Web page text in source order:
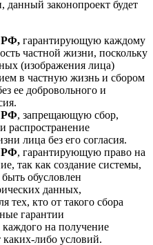
данный законопроект будет
РФ, гарантирующую каждому
частной жизни, поскольку
(изображения лица)
в частную жизнь и сбором
ее добровольного и
РФ, запрещающую сбор,
распространение
лица без его согласия.
РФ, гарантирующую право на
так как создание системы,
обусловлен
данных,
тех, кто от такого сбора
гарантии
на получение
каких-либо условий.